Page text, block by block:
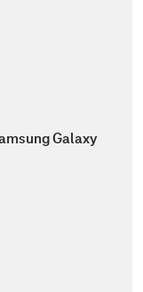
Galaxy